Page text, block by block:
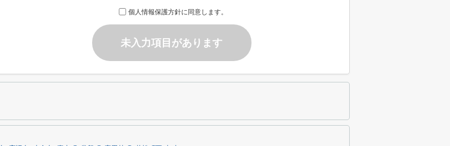
個人情報保護方針に同意します。
未入力項目があります